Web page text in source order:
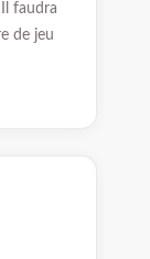
faudra
de jeu